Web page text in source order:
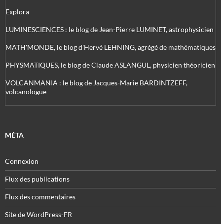
Explora
LUMINESCIENCES : le blog de Jean-Pierre LUMINET, astrophysicien
MATH'MONDE, le blog d'Hervé LEHNING, agrégé de mathématiques
PHYSMATIQUES, le blog de Claude ASLANGUL, physicien théoricien
VOLCANMANIA : le blog de Jacques-Marie BARDINTZEFF,
volcanologue
MÉTA
Connexion
Flux des publications
Flux des commentaires
Site de WordPress-FR